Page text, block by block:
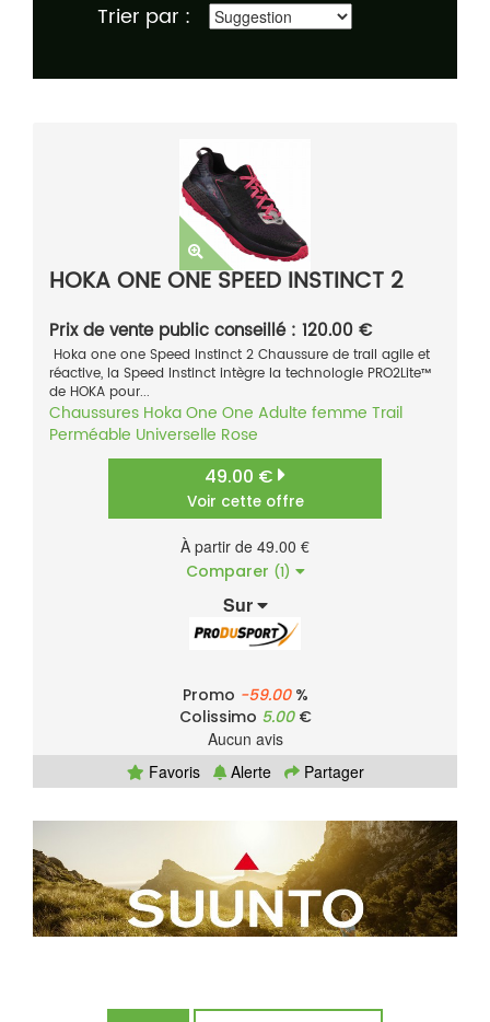
Trier par :
HOKA ONE ONE SPEED INSTINCT 2
Prix de vente public conseillé : 120.00 €
Hoka one one Speed Instinct 2 Chaussure de trail agile et
réactive, la Speed Instinct intègre la technologie PRO2Lite™
de HOKA pour...
Chaussures Hoka One One Adulte femme Trail
Perméable Universelle Rose
49.00 €
Voir cette offre
À partir de 49.00 €
Comparer (1)
Sur
Promo -59.00%
Colissimo 5.00€
Aucun avis
Favoris
Alerte Partager